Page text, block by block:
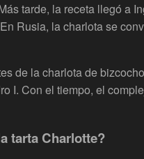
tarde, la receta llegó a
Rusia, la charlota se
de la charlota de
I. Con el tiempo, el
tarta Charlotte?